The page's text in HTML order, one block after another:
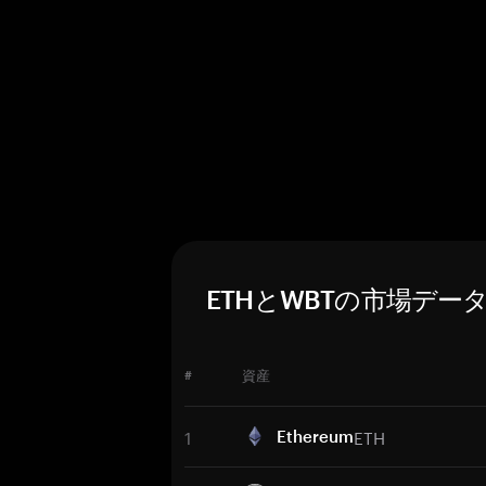
ETHとWBTの市場データ
# 資産
1 EthereumETH